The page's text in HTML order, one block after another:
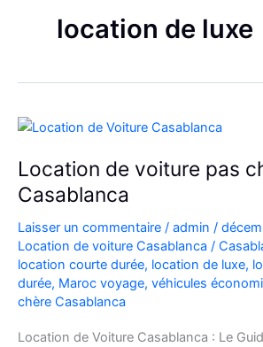
location de luxe
Location de voiture pas
Casablanca
Laisser un commentaire / admin /
Location de voiture Casablanca /
location courte durée, location de luxe,
durée, Maroc voyage, véhicules
chère Casablanca
Location de Voiture Casablanca : Le